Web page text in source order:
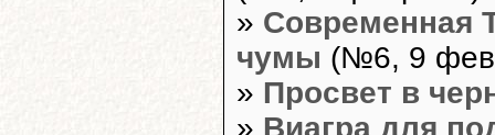
» Современная
чумы (№6, 9
» Просвет в
» Виагра для